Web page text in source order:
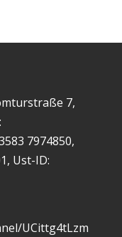
7,
7974850,
Ust-ID:
UCittg4tLzm